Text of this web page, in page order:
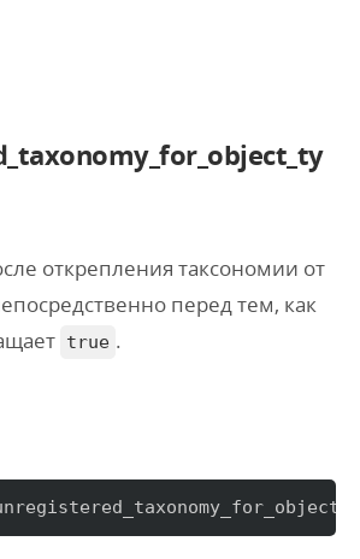
открепления таксономии от
перед тем, как
true .